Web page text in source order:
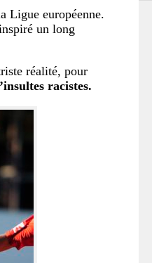
Ligue européenne.
un long
réalité, pour
racistes.